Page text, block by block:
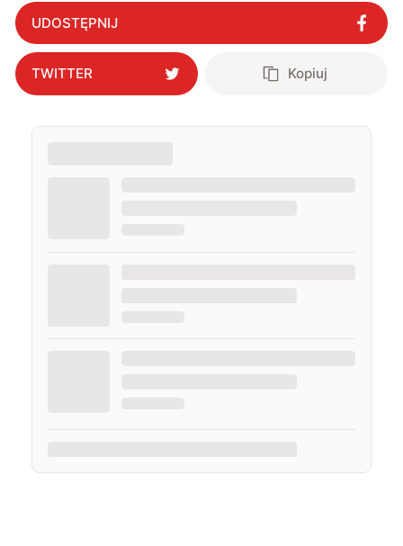
UDOSTĘPNIJ
TWITTER Kopiuj